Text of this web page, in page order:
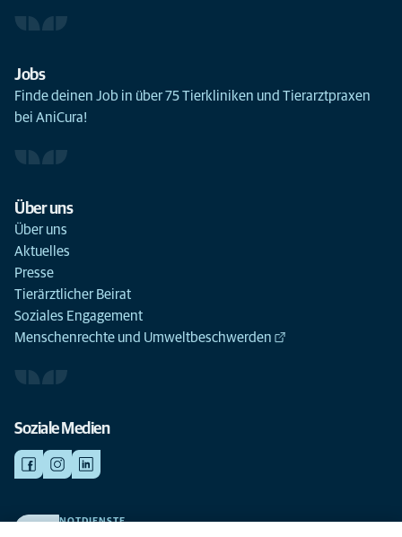
Jobs
Finde deinen Job in über 75 Tierkliniken und Tierarztpraxen
bei AniCura!
Über uns
Über uns
Aktuelles
Presse
Tierärztlicher Beirat
Soziales Engagement
Menschenrechte und Umweltbeschwerden
Soziale Medien
NOTDIENSTE